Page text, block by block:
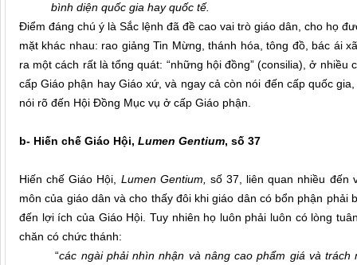
bình diện quốc gia hay quốc tế.
Điểm đáng chú ý là Sắc lệnh đã đề cao vai trò giáo dân, cho họ
mặt khác nhau: rao giảng Tin Mừng, thánh hóa, tông đồ, bác ái
ra một cách rất là tổng quát: “những hội đồng” (consilia), ở
cấp Giáo phận hay Giáo xứ, và ngay cả còn nói đến cấp quốc
nói rõ đến Hội Đồng Mục vụ ở cấp Giáo phận.
b- Hiến chế Giáo Hội, Lumen Gentium, số 37
Hiến chế Giáo Hội, Lumen Gentium,
số 37, liên quan nhiều đến
môn của giáo dân và cho thấy đôi khi giáo dân có bổn phận
đến lợi ích của Giáo Hội. Tuy nhiên họ luôn phải luôn có lòng
chăn có chức thánh:
“các ngài phải nhìn nhận và nâng cao phẩm giá và